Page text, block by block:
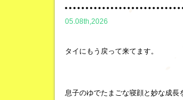
05.08th,2026
タイにもう戻って来てます。
息子のゆでたまごな寝顔と妙な成長